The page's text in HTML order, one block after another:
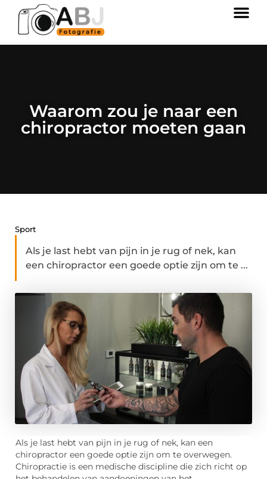
Waarom zou je naar een
chiropractor moeten gaan
Sport
Als je last hebt van pijn in je rug of nek, kan
een chiropractor een goede optie zijn om te ...
Als je last hebt van pijn in je rug of nek, kan een
chiropractor een goede optie zijn om te overwegen.
Chiropractie is een medische discipline die zich richt op